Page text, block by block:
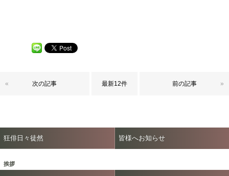
次の記事
« 最新12件 前の記事 »
狂俳日々徒然 皆様へお知らせ
挨拶